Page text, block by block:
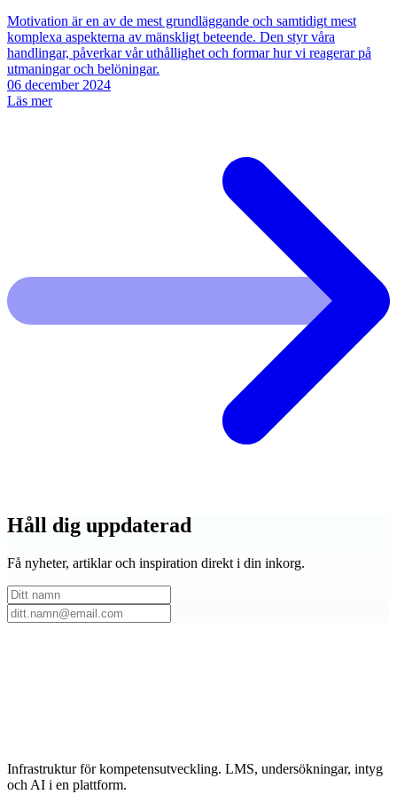
Motivation är en av de mest grundläggande och samtidigt mest
komplexa aspekterna av mänskligt beteende. Den styr våra
handlingar, påverkar vår uthållighet och formar hur vi reagerar på
utmaningar och belöningar.
06 december 2024
Läs mer
Håll dig uppdaterad
Få nyheter, artiklar och inspiration direkt i din inkorg.
Infrastruktur för kompetensutveckling. LMS, undersökningar, intyg
och AI i en plattform.